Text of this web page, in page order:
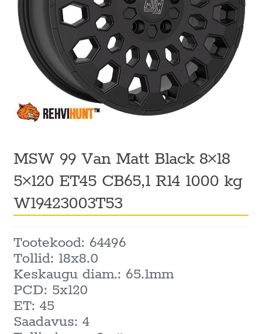
MSW 99 Van Matt Black 8×18
5×120 ET45 CB65,1 R14 1000 kg
W19423003T53
Tootekood: 64496
Tollid: 18x8.0
Keskaugu diam.: 65.1mm
PCD: 5x120
ET: 45
Saadavus: 4